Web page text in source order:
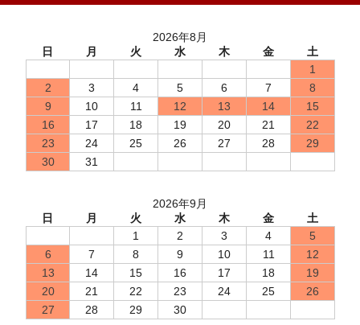
2026年8月
日
月 火 水 木 金
土
1
2
3 4 5 6 7
8
9
10 11 12 13 14
15
16
17 18 19 20 21
22
23
24 25 26 27 28
29
30
31
2026年9月
日
月 火 水 木 金
土
1
2 3 4
5
6
7 8 9 10 11
12
13
14 15 16 17 18
19
20
21 22 23 24 25
26
27
28 29 30